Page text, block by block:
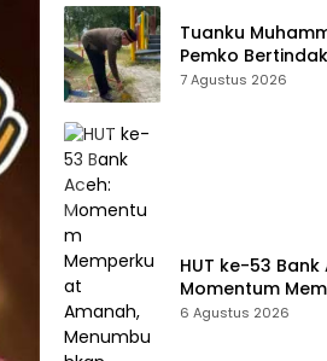
Tuanku
Pemko
Taman Meuraxa
7 Agustus 2026
HUT ke-53 Bank
Momentum
Amanah,
6 Agustus 2026